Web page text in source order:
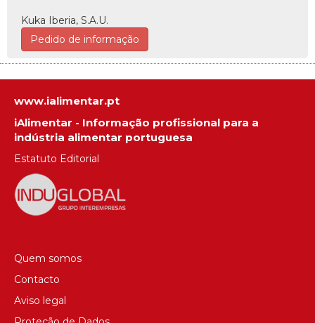
Kuka Iberia, S.A.U.
Pedido de informação
www.ialimentar.pt
iAlimentar - Informação profissional para a
indústria alimentar portuguesa
Estatuto Editorial
Quem somos
Contacto
Aviso legal